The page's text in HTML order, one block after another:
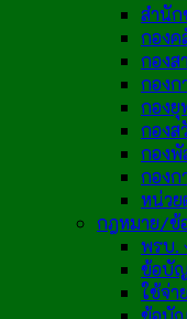
สำนัก
กองค
กองส
กองก
กองยุ
กองส
กองพั
กองก
หน่วย
กฎหมาย/
พรบ.
ข้อบั
ใช้จ่า